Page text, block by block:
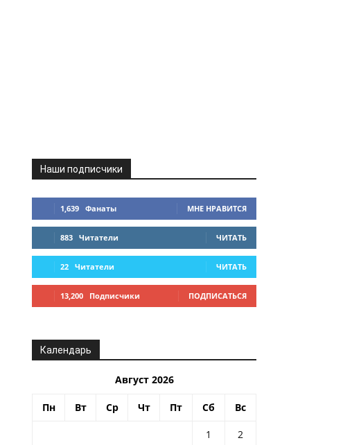
Наши подписчики
1,639 Фанаты МНЕ НРАВИТСЯ
883 Читатели ЧИТАТЬ
22 Читатели ЧИТАТЬ
13,200 Подписчики ПОДПИСАТЬСЯ
Календарь
Август 2026
Пн Вт Ср Чт Пт Сб Вс
1
2